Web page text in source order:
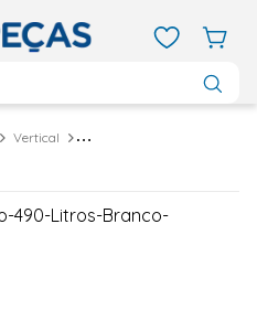
Vertical